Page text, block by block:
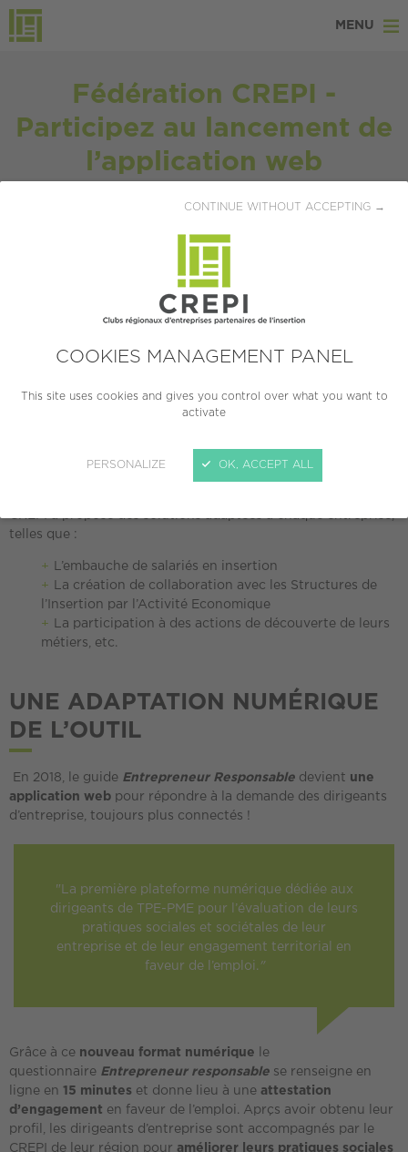
COOKIES MANAGEMENT PANEL
This site uses cookies and gives you control over what you want to
activate
PERSONALIZE
CONTINUE WITHOUT ACCEPTING →
OK, ACCEPT ALL
MENU
Fédération CREPI -
Participez au lancement de
l’application web
Entrepreneur Responsable !
Publiée le 09/11/2018
LA MÉTHODE ENTREPRENEUR
dans l’amélioration de leurs pratiques sociales et
500 dirigeantsd’entreprise de tous secteurs et
telles que :
’embauche de salariés en insertion
a création de collaboration avec les Structures de
l’Insertion par l’Activité Economique
a participation à des actions de découverte de leurs
métiers, etc.
UNE ADAPTATION NUMÉRIQUE
DE L’OUTIL
En 2018, le guide Entrepreneur Responsable devient une
application web pour répondre à la demande des dirigeants
d’entreprise, toujours plus connectés !
"La première plateforme numérique dédiée aux
dirigeants de TPE-PME pour l’évaluation de leurs
pratiques sociales et sociétales de leur
entreprise et de leur engagement territorial en
faveur de l’emploi. "
Grâce à ce nouveau format numérique
le
questionnaire Entrepreneur responsable se renseigne en
ligne en 15 minutes et donne lieu à une attestation
d’engagement en faveur de l’emploi. Aprçs avoir obtenu leur
profil, les dirigeants d’entreprise sont accompagnés par le
CREPI de leur région pour améliorer leurs pratiques sociales